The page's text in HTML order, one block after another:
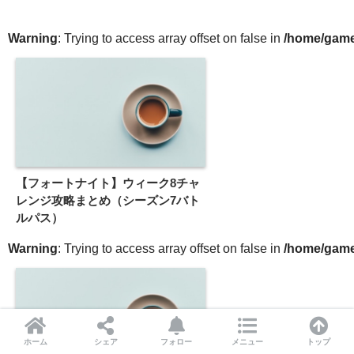
Warning: Trying to access array offset on false in /home/
【フォートナイト】ウィーク8チャ
レンジ攻略まとめ（シーズン7バト
ルパス）
Warning: Trying to access array offset on false in /home/
ホーム シェア フォロー メニュー トップ